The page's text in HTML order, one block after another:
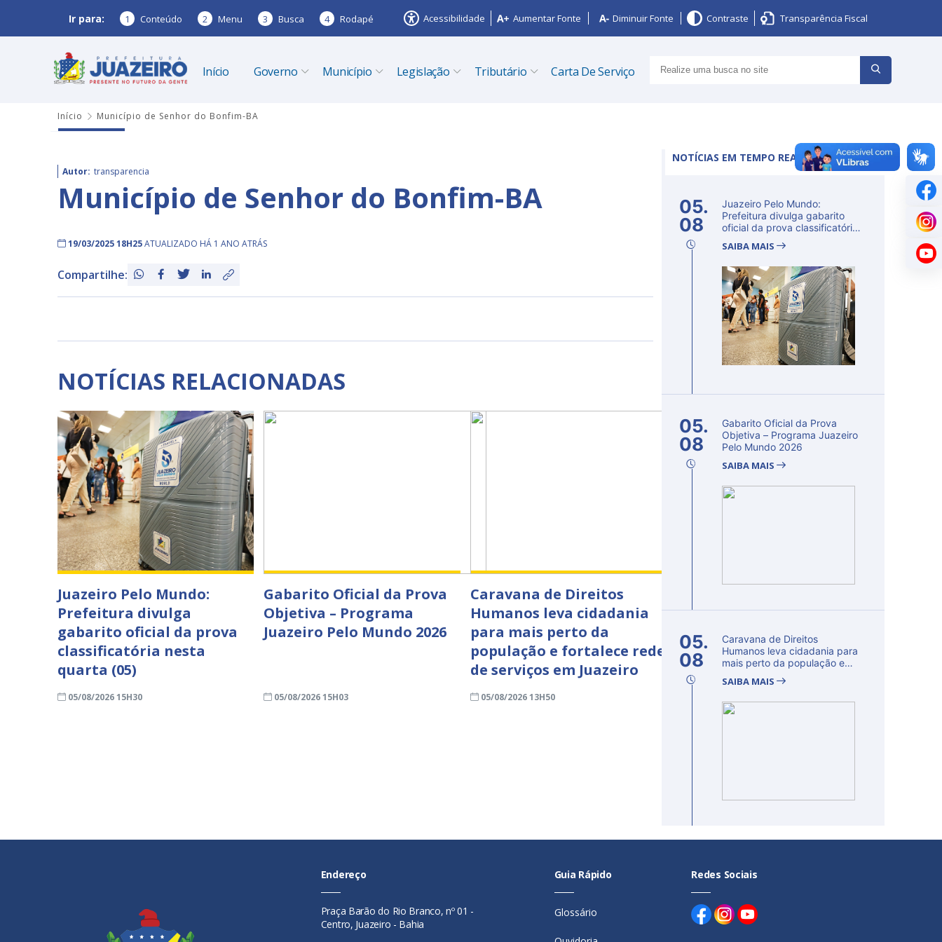
Ir para: 1 Conteúdo 2 Menu 3 Busca 4 Rodapé Acessibilidade Aumentar Fonte Diminuir Fonte Contraste Transparência Fiscal
Início Governo Município Legislação Tributário Carta De Serviço
Início Município de Senhor do Bonfim-BA
Autor: transparencia
Município de Senhor do Bonfim-BA
19/03/2025 18H25ATUALIZADO HÁ 1 ANO ATRÁS
Compartilhe:
NOTÍCIAS RELACIONADAS
Juazeiro Pelo Mundo:
Prefeitura divulga
gabarito oficial da prova
classificatória nesta
quarta (05)
05/08/2026 15H30
Gabarito Oficial da Prova
Objetiva – Programa
Juazeiro Pelo Mundo 2026
05/08/2026 15H03
Caravana de Direitos
Humanos leva cidadania
para mais perto da
população e fortalece rede
de serviços em Juazeiro
05/08/2026 13H50
NOTÍCIAS EM TEMPO REAL
05.
08
Juazeiro Pelo Mundo:
Prefeitura divulga gabarito
oficial da prova classificatória
SAIBA MAIS
05.
08
Gabarito Oficial da Prova
Objetiva – Programa Juazeiro
Pelo Mundo 2026
SAIBA MAIS
05.
08
Caravana de Direitos
Humanos leva cidadania para
mais perto da população e
SAIBA MAIS
Endereço
Praça Barão do Rio Branco, nº 01 -
Centro, Juazeiro - Bahia
Guia Rápido
Glossário
Redes Sociais